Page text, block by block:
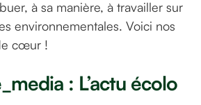
à sa manière, à travailler sur
environnementales. Voici nos
cœur !
: L’actu écolo